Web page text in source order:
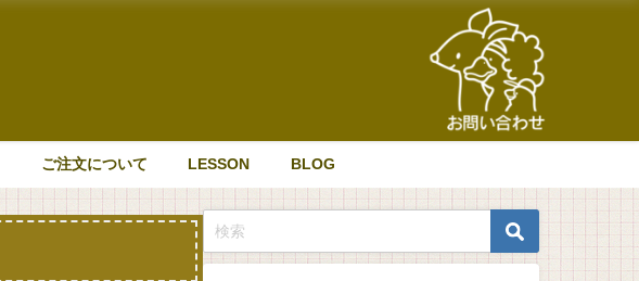
ご注文について LESSON BLOG